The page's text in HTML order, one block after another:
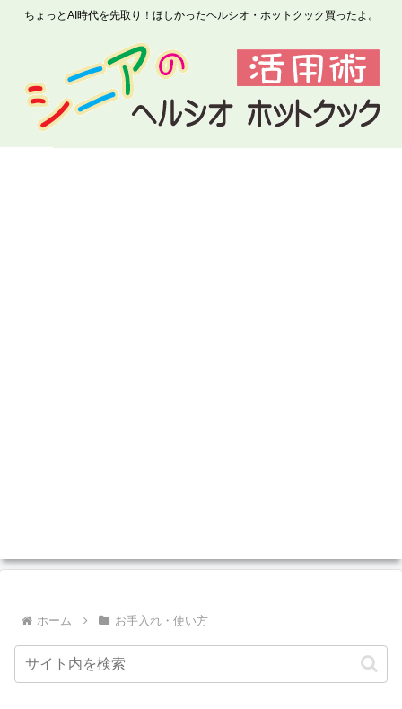
ちょっとAI時代を先取り！ほしかったヘルシオ・ホットクック買ったよ。
ホーム お手入れ・使い方